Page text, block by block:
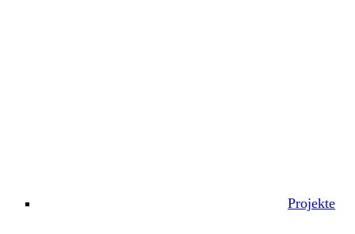
Projekte